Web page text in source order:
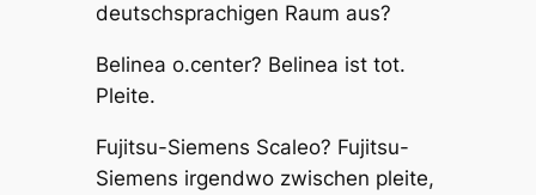
deutschsprachigen Raum aus?
Belinea o.center? Belinea ist tot.
Pleite.
Fujitsu-Siemens Scaleo? Fujitsu-
Siemens irgendwo zwischen pleite,